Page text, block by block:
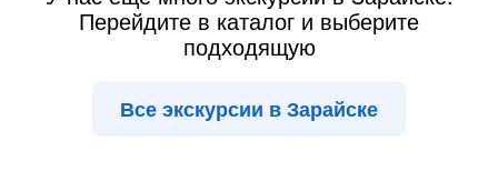
Перейдите в каталог и выберите
подходящую
Все экскурсии в Зарайске